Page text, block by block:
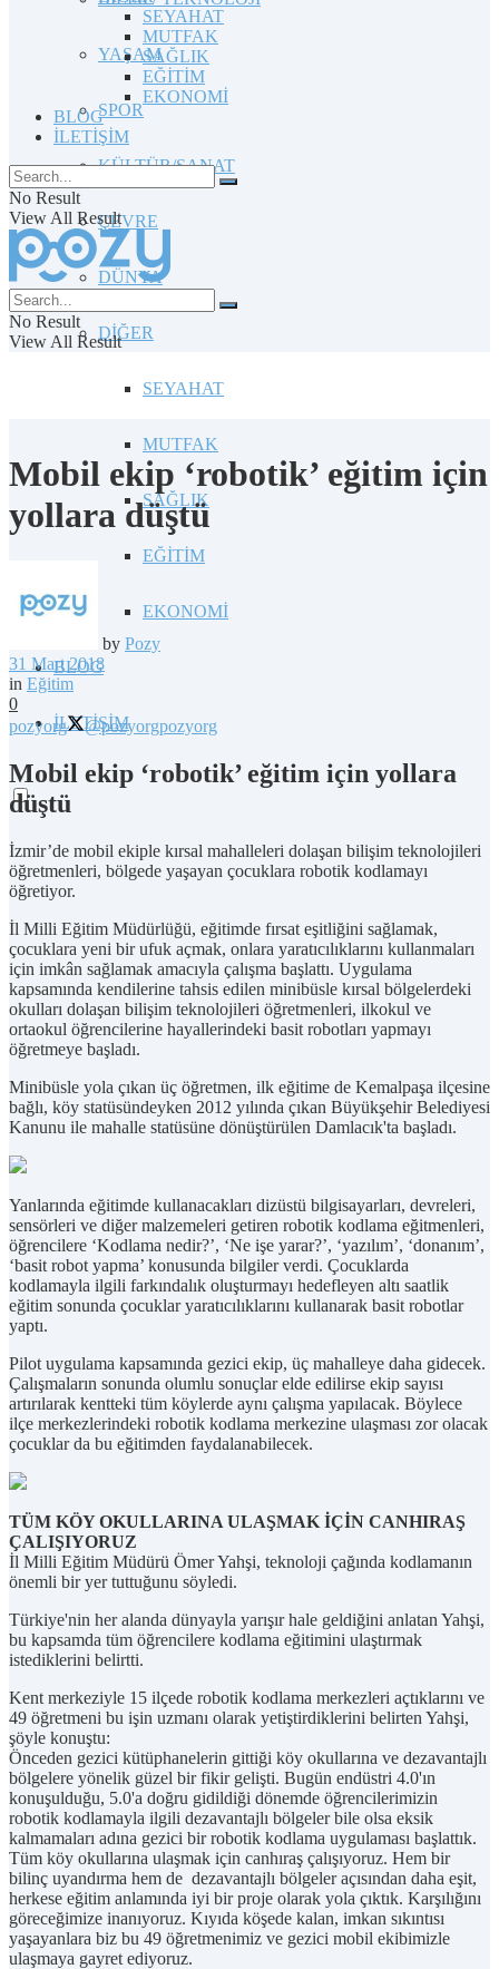
YAŞAM
SPOR
KÜLTÜR/SANAT
ÇEVRE
DÜNYA
DİĞER
SEYAHAT
MUTFAK
SAĞLIK
EĞİTİM
EKONOMİ
BLOG
İLETİŞİM
SEYAHAT
MUTFAK
SAĞLIK
EĞİTİM
EKONOMİ
BLOG
İLETİŞİM
No Result
View All Result
No Result
View All Result
Mobil ekip ‘robotik’ eğitim için
yollara düştü
by Pozy
31 Mart 2018
in Eğitim
0
pozyorg
@pozyorgpozyorg
Mobil ekip ‘robotik’ eğitim için yollara
düştü
İzmir’de mobil ekiple kırsal mahalleleri dolaşan bilişim teknolojileri
öğretmenleri, bölgede yaşayan çocuklara robotik kodlamayı
öğretiyor.
İl Milli Eğitim Müdürlüğü, eğitimde fırsat eşitliğini sağlamak,
çocuklara yeni bir ufuk açmak, onlara yaratıcılıklarını kullanmaları
için imkân sağlamak amacıyla çalışma başlattı. Uygulama
kapsamında kendilerine tahsis edilen minibüsle kırsal bölgelerdeki
okulları dolaşan bilişim teknolojileri öğretmenleri, ilkokul ve
ortaokul öğrencilerine hayallerindeki basit robotları yapmayı
öğretmeye başladı.
Minibüsle yola çıkan üç öğretmen, ilk eğitime de Kemalpaşa ilçesine
bağlı, köy statüsündeyken 2012 yılında çıkan Büyükşehir Belediyesi
Kanunu ile mahalle statüsüne dönüştürülen Damlacık'ta başladı.
Yanlarında eğitimde kullanacakları dizüstü bilgisayarları, devreleri,
sensörleri ve diğer malzemeleri getiren robotik kodlama eğitmenleri,
öğrencilere ‘Kodlama nedir?’, ‘Ne işe yarar?’, ‘yazılım’, ‘donanım’,
‘basit robot yapma’ konusunda bilgiler verdi. Çocuklarda
kodlamayla ilgili farkındalık oluşturmayı hedefleyen altı saatlik
eğitim sonunda çocuklar yaratıcılıklarını kullanarak basit robotlar
yaptı.
Pilot uygulama kapsamında gezici ekip, üç mahalleye daha gidecek.
Çalışmaların sonunda olumlu sonuçlar elde edilirse ekip sayısı
artırılarak kentteki tüm köylerde aynı çalışma yapılacak. Böylece
ilçe merkezlerindeki robotik kodlama merkezine ulaşması zor olacak
çocuklar da bu eğitimden faydalanabilecek.
TÜM KÖY OKULLARINA ULAŞMAK İÇİN CANHIRAŞ
ÇALIŞIYORUZ
İl Milli Eğitim Müdürü Ömer Yahşi, teknoloji çağında kodlamanın
önemli bir yer tuttuğunu söyledi.
Türkiye'nin her alanda dünyayla yarışır hale geldiğini anlatan Yahşi,
bu kapsamda tüm öğrencilere kodlama eğitimini ulaştırmak
istediklerini belirtti.
Kent merkeziyle 15 ilçede robotik kodlama merkezleri açtıklarını ve
49 öğretmeni bu işin uzmanı olarak yetiştirdiklerini belirten Yahşi,
şöyle konuştu:
Önceden gezici kütüphanelerin gittiği köy okullarına ve dezavantajlı
bölgelere yönelik güzel bir fikir gelişti. Bugün endüstri 4.0'ın
konuşulduğu, 5.0'a doğru gidildiği dönemde öğrencilerimizin
robotik kodlamayla ilgili dezavantajlı bölgeler bile olsa eksik
kalmamaları adına gezici bir robotik kodlama uygulaması başlattık.
Tüm köy okullarına ulaşmak için canhıraş çalışıyoruz. Hem bir
bilinç uyandırma hem de dezavantajlı bölgeler açısından daha eşit,
herkese eğitim anlamında iyi bir proje olarak yola çıktık. Karşılığını
göreceğimize inanıyoruz. Kıyıda köşede kalan, imkan sıkıntısı
yaşayanlara biz bu 49 öğretmenimiz ve gezici mobil ekibimizle
ulaşmaya gayret ediyoruz.